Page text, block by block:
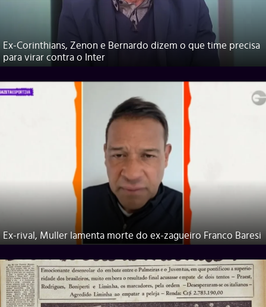
Ex-Corinthians, Zenon e Bernardo dizem o que time precisa
para virar contra o Inter
Ex-rival, Muller lamenta morte do ex-zagueiro Franco Baresi